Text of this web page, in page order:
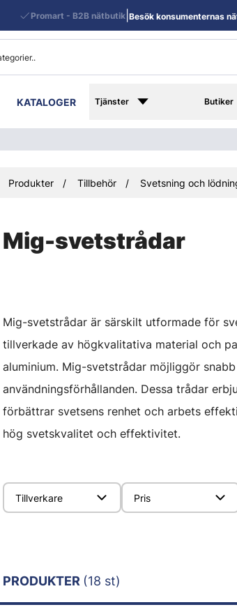
KATALOGER Tjänster Butiker
Promart - B2B nätbutik Besök konsumenternas
Produkter Tillbehör Svetsning och
Mig-svetstrådar
Mig-svetstrådar är särskilt utformade för
tillverkade av högkvalitativa material och
aluminium. Mig-svetstrådar möjliggör
användningsförhållanden. Dessa trådar
förbättrar svetsens renhet och arbets
hög svetskvalitet och effektivitet.
Tillverkare Pris
PRODUKTER (18 st)